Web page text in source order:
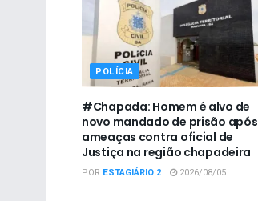
POLÍCIA
#Chapada: Homem é alvo de
novo mandado de prisão após
ameaças contra oficial de
Justiça na região chapadeira
POR ESTAGIÁRIO 2 2026/08/05